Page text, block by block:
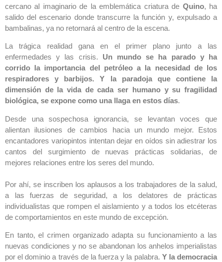
cercano al imaginario de la emblemática criatura de Quino, ha
salido del escenario donde transcurre la función y, expulsado a
bambalinas, ya no retornará al centro de la escena.
La trágica realidad gana en el primer plano junto a las
enfermedades y las crisis. Un mundo se ha parado y ha
corrido la importancia del petróleo a la necesidad de los
respiradores y barbijos. Y la paradoja que contiene la
dimensión de la vida de cada ser humano y su fragilidad
biológica, se expone como una llaga en estos días.
Desde una sospechosa ignorancia, se levantan voces que
alientan ilusiones de cambios hacia un mundo mejor. Estos
encantadores variopintos intentan dejar en oídos sin adiestrar los
cantos del surgimiento de nuevas prácticas solidarias, de
mejores relaciones entre los seres del mundo.
Por ahí, se inscriben los aplausos a los trabajadores de la salud,
a las fuerzas de seguridad, a los delatores de prácticas
individualistas que rompen el aislamiento y a todos los etcéteras
de comportamientos en este mundo de excepción.
En tanto, el crimen organizado adapta su funcionamiento a las
nuevas condiciones y no se abandonan los anhelos imperialistas
por el dominio a través de la fuerza y la palabra. Y la democracia